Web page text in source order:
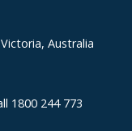
Australia
1800 244 773